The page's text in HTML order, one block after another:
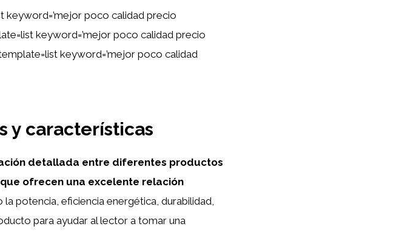
poco calidad precio
keyword=’mejor poco calidad precio
keyword=’mejor poco calidad
y características
detallada entre diferentes productos
ofrecen una excelente relación
potencia, eficiencia energética, durabilidad,
para ayudar al lector a tomar una